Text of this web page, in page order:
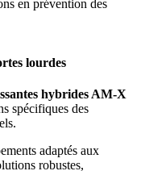
en prévention des
lourdes
hybrides AM-X
spécifiques des
adaptés aux
robustes,